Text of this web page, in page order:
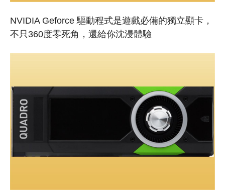
NVIDIA Geforce 驅動程式是遊戲必備的獨立顯卡，
不只360度零死角，還給你沈浸體驗